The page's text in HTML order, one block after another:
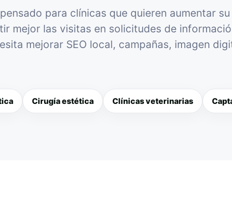
para clínicas que quieren aumentar
mejor las visitas en solicitudes de
mejorar SEO local, campañas, imagen
Cirugía estética Clínicas veterinarias